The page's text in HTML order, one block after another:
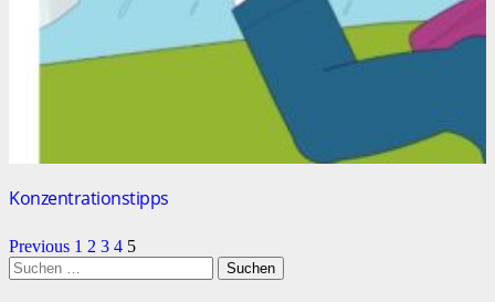
Konzentrationstipps
Previous 1 2 3 4 5
Suchen
nach: